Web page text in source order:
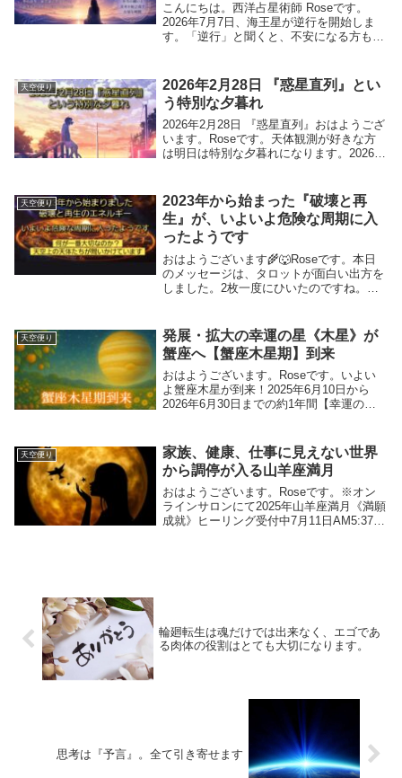
こんにちは。西洋占星術師 Roseです。
2026年7月7日、海王星が逆行を開始しま
す。「逆行」と聞くと、不安になる方もい
ろ、夢を現実にするために必要な"軌道修
正"の時...
天空便り
2026年2月28日 『惑星直列』とい
う特別な夕暮れ
2026年2月28日 『惑星直列』おはようござ
います。Roseです。天体観測が好きな方
は明日は特別な夕暮れになります。2026年
列』ただし、1か所にぎゅっと固ま...
天空便り
2023年から始まった『破壊と再
生』が、いよいよ危険な周期に入
ったようです
おはようございます🌾🐺Roseです。本日
のメッセージは、タロットが面白い出方を
しました。2枚一度にひいたのですね。本
は、希望を表す17番の星のカード。17番
は、ドジ...
天空便り
発展・拡大の幸運の星《木星》が
蟹座へ【蟹座木星期】到来
おはようございます。Roseです。いよい
よ蟹座木星が到来！2025年6月10日から
2026年6月30日までの約1年間【幸運の
る【お試し期間】の後にサイン入りします
が...
天空便り
家族、健康、仕事に見えない世界
から調停が入る山羊座満月
おはようございます。Roseです。※オン
ラインサロンにて2025年山羊座満月《満願
成就》ヒーリング受付中7月11日AM5:37山
輪廻転生は魂だけでは出来なく、エゴであ
る肉体の役割はとても大切になります。
思考は『予言』。全て引き寄せます